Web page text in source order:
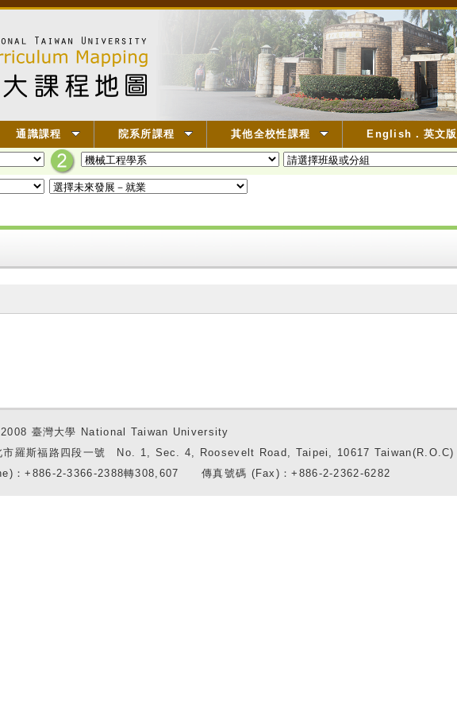
通識課程 院系所課程 其他全校性課程 English．英文版
臺灣大學 National Taiwan University
市羅斯福路四段一號 No. 1, Sec. 4, Roosevelt Road, Taipei, 10617 Taiwan(R.O.C)
：+886-2-3366-2388轉308,607 傳真號碼 (Fax)：+886-2-2362-6282